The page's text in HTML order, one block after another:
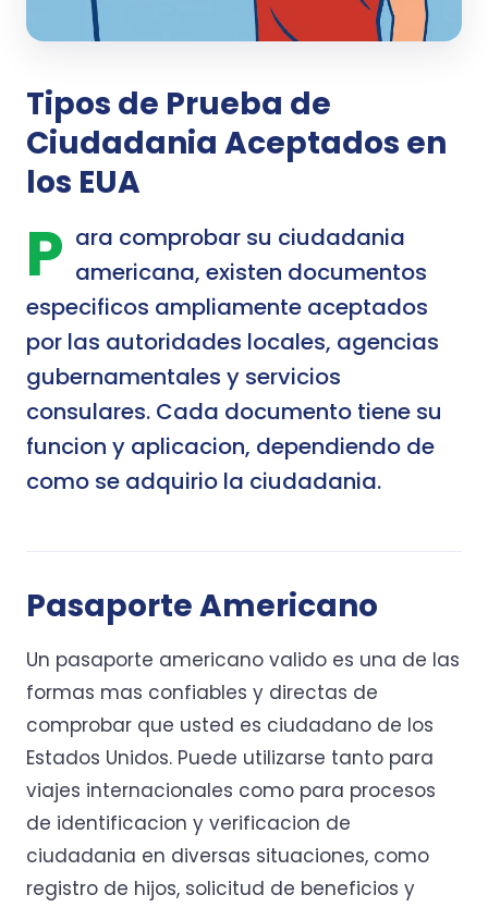
Tipos de Prueba de
Ciudadania Aceptados en
los EUA
P ara comprobar su ciudadania
americana, existen documentos
especificos ampliamente aceptados
por las autoridades locales, agencias
gubernamentales y servicios
consulares. Cada documento tiene su
funcion y aplicacion, dependiendo de
como se adquirio la ciudadania.
Pasaporte Americano
Un pasaporte americano valido es una de las
formas mas confiables y directas de
comprobar que usted es ciudadano de los
Estados Unidos. Puede utilizarse tanto para
viajes internacionales como para procesos
de identificacion y verificacion de
ciudadania en diversas situaciones, como
registro de hijos, solicitud de beneficios y